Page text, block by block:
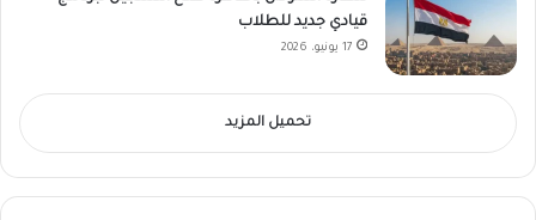
قيادي جديد للطلاب
17 يونيو، 2026
تحميل المزيد